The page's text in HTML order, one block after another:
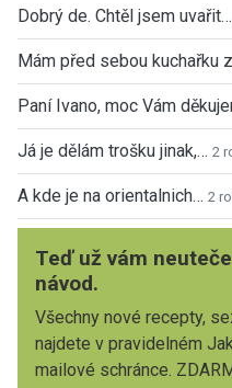
Dobrý de. Chtěl jsem uvařit…
Mám před sebou kuchařku
Paní Ivano, moc Vám
Já je dělám trošku jinak,… 2
A kde je na orientalnich… 2
Teď už vám
návod.
Všechny nové recepty,
najdete v pravidelném
mailové schránce.